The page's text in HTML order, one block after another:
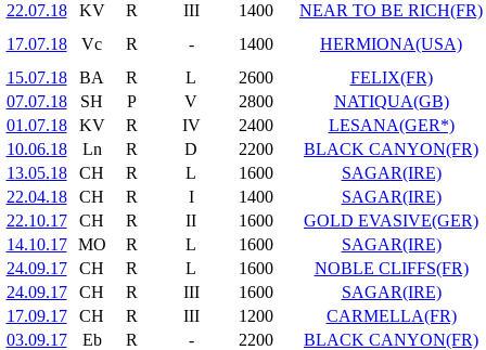
22.07.18
KV R III 1400
NEAR TO BE RICH(FR)
17.07.18
Vc R - 1400
HERMIONA(USA)
15.07.18
BA R L 2600
FELIX(FR)
07.07.18
SH P V 2800
NATIQUA(GB)
01.07.18
KV R IV 2400
LESANA(GER*)
10.06.18
Ln R D 2200
BLACK CANYON(FR)
13.05.18
CH R L 1600
SAGAR(IRE)
22.04.18
CH R I 1400
SAGAR(IRE)
22.10.17
CH R II 1600
GOLD EVASIVE(GER)
14.10.17
MO R L 1600
SAGAR(IRE)
24.09.17
CH R L 1600
NOBLE CLIFFS(FR)
24.09.17
CH R III 1600
SAGAR(IRE)
17.09.17
CH R III 1200
CARMELLA(FR)
03.09.17
Eb R - 2200
BLACK CANYON(FR)